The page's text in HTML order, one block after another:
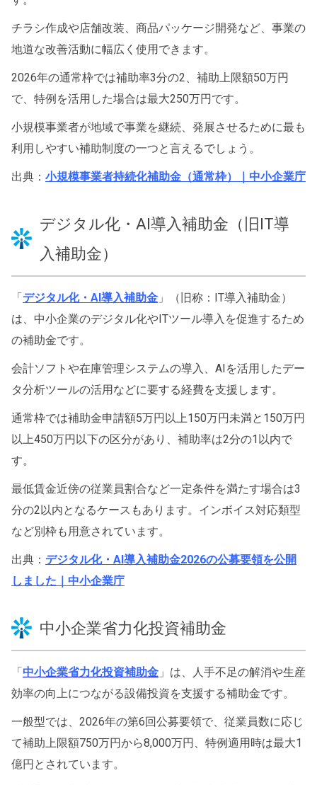
チラシ作成や店舗改装、商品パッケージ開発など、事業の
地道な改善活動に幅広く使用できます。
2026年の通常枠では補助率3分の2、補助上限額50万円
で、特例を活用した場合は最大250万円です。
小規模事業者が地域で事業を継続、発展させるために最も
利用しやすい補助制度の一つと言えるでしょう。
出典： 小規模事業者持続化補助金（通常枠）｜中小企業庁
デジタル化・AI導入補助金（旧IT導
入補助金）
「デジタル化・AI導入補助金 」（旧称：IT導入補助金）
は、中小企業のデジタル化やITツール導入を促進するため
の補助金です。
会計ソフトや在庫管理システムの導入、AIを活用したデー
タ分析ツールの活用などに要する経費を支援します。
通常枠では補助金申請額5万円以上150万円未満と150万円
以上450万円以下の区分があり、補助率は2分の1以内で
す。
最低賃金近傍の従業員割合など一定条件を満たす場合は3
分の2以内となるケースもあります。インボイス対応類型
など別枠も用意されています。
出典： デジタル化・AI導入補助金2026の公募要領を公開
しました｜中小企業庁
中小企業省力化投資補助金
「中小企業省力化投資補助金 」は、人手不足の解消や生産
効率の向上につながる設備投資を支援する補助金です。
一般型では、2026年の第6回公募要領で、従業員数に応じ
て補助上限額750万円から8,000万円、特例適用時は最大1
億円とされています。